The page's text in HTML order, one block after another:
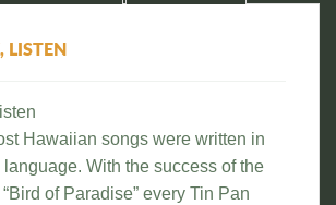
LISTEN
Hawaiian songs were written in
With the success of the
of Paradise” every Tin Pan